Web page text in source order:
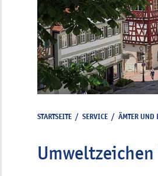
STARTSEITE / SERVICE / ÄMTER UND